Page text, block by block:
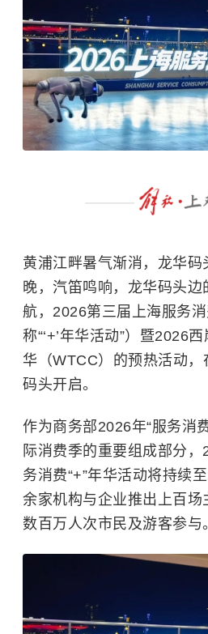
黄浦江畔暑气渐消，龙华码
晚，汽笛鸣响，龙华码头边
航，2026第三届上海服务消
称“‘+’年华活动”）暨2026
华（WTCC）的预热活动
码头开启。
作为商务部2026年“服务消
际消费季的重要组成部分
务消费“+”年华活动将持续
余家机构与企业推出上百场
数百万人次市民及游客参与